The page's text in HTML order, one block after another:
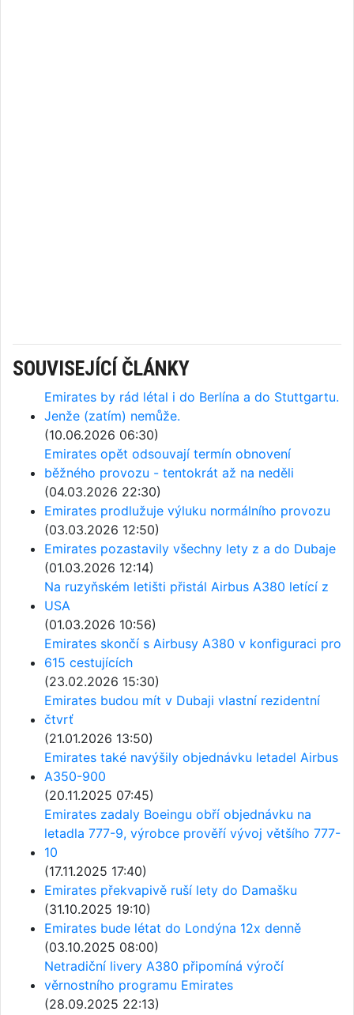
SOUVISEJÍCÍ ČLÁNKY
Emirates by rád létal i do Berlína a do Stuttgartu.
Jenže (zatím) nemůže.
(10.06.2026 06:30)
Emirates opět odsouvají termín obnovení
běžného provozu - tentokrát až na neděli
(04.03.2026 22:30)
Emirates prodlužuje výluku normálního provozu
(03.03.2026 12:50)
Emirates pozastavily všechny lety z a do Dubaje
(01.03.2026 12:14)
Na ruzyňském letišti přistál Airbus A380 letící z
USA
(01.03.2026 10:56)
Emirates skončí s Airbusy A380 v konfiguraci pro
615 cestujících
(23.02.2026 15:30)
Emirates budou mít v Dubaji vlastní rezidentní
čtvrť
(21.01.2026 13:50)
Emirates také navýšily objednávku letadel Airbus
A350-900
(20.11.2025 07:45)
Emirates zadaly Boeingu obří objednávku na
letadla 777-9, výrobce prověří vývoj většího 777-
10
(17.11.2025 17:40)
Emirates překvapivě ruší lety do Damašku
(31.10.2025 19:10)
Emirates bude létat do Londýna 12x denně
(03.10.2025 08:00)
Netradiční livery A380 připomíná výročí
věrnostního programu Emirates
(28.09.2025 22:13)